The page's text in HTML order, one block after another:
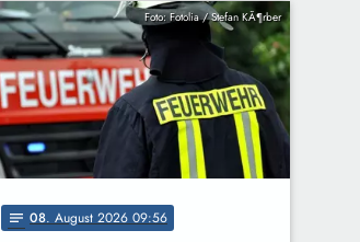
Foto: Fotolia / Stefan KÃ¶rber
notes 08. August 2026 09:56